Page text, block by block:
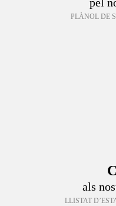
PLÀNOL DE
als
LLISTAT